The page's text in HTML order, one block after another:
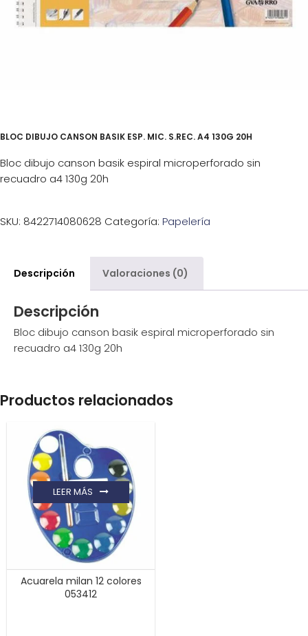
BLOC DIBUJO CANSON BASIK ESP. MIC. S.REC. A4 130G 20H
Bloc dibujo canson basik espiral microperforado sin
recuadro a4 130g 20h
SKU: 8422714080628 Categoría: Papelería
Descripción Valoraciones (0)
Descripción
Bloc dibujo canson basik espiral microperforado sin
recuadro a4 130g 20h
Productos relacionados
Acuarela milan 12 colores
053412
LEER MÁS